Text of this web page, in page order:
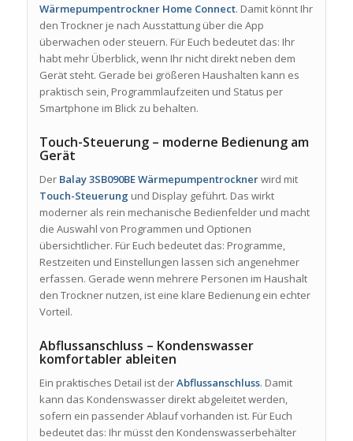
Wärmepumpentrockner Home Connect. Damit könnt Ihr
den Trockner je nach Ausstattung über die App
überwachen oder steuern. Für Euch bedeutet das: Ihr
habt mehr Überblick, wenn Ihr nicht direkt neben dem
Gerät steht. Gerade bei größeren Haushalten kann es
praktisch sein, Programmlaufzeiten und Status per
Smartphone im Blick zu behalten.
Touch-Steuerung – moderne Bedienung am
Gerät
Der Balay 3SB090BE Wärmepumpentrocknerwird mit
Touch-Steuerung und Display geführt. Das wirkt
moderner als rein mechanische Bedienfelder und macht
die Auswahl von Programmen und Optionen
übersichtlicher. Für Euch bedeutet das: Programme,
Restzeiten und Einstellungen lassen sich angenehmer
erfassen. Gerade wenn mehrere Personen im Haushalt
den Trockner nutzen, ist eine klare Bedienung ein echter
Vorteil.
Abflussanschluss – Kondenswasser
komfortabler ableiten
Ein praktisches Detail ist derAbflussanschluss. Damit
kann das Kondenswasser direkt abgeleitet werden,
sofern ein passender Ablauf vorhanden ist. Für Euch
bedeutet das: Ihr müsst den Kondenswasserbehälter